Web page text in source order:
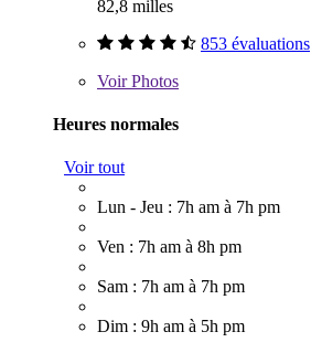
82,8 milles
853 évaluations
VoirPhotos
Heures normales
Voir tout
Lun - Jeu : 7h am à 7h pm
Ven : 7h am à 8h pm
Sam : 7h am à 7h pm
Dim : 9h am à 5h pm